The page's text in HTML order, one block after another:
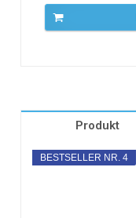
Produkt
BESTSELLER NR. 4